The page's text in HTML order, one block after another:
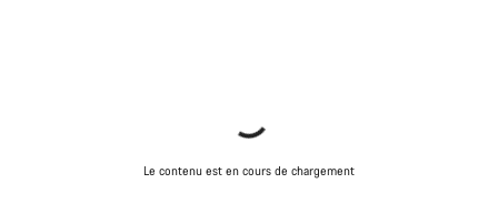
Le contenu est en cours de chargement